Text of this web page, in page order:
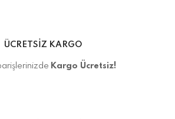
ÜCRETSİZ KARGO
Kargo Ücretsiz!